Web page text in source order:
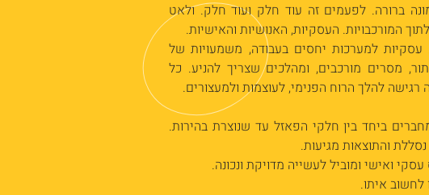
ברורה. לפעמים זה עוד חלק ועוד חלק. ולאט
המורכבויות. העסקיות, האנושיות והאישיות.
עסקיות למערכות יחסים בעבודה, משמעויות של
מסרים מורכבים, ומהלכים שצריך להניע. כל
להלך הרוח הפנימי, לעוצמות ולמעצורים.
ביחד בין חלקי הפאזל עד שנוצרת בהירות.
והתוצאות מגיעות.
ואישי ומוביל לעשייה מדויקת ונכונה.
איתו.